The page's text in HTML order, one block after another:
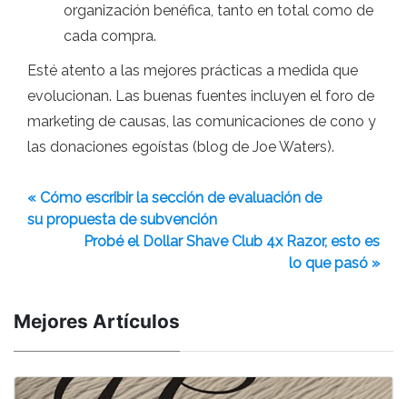
organización benéfica, tanto en total como de
cada compra.
Esté atento a las mejores prácticas a medida que
evolucionan. Las buenas fuentes incluyen el foro de
marketing de causas, las comunicaciones de cono y
las donaciones egoístas (blog de Joe Waters).
« Cómo escribir la sección de evaluación de
su propuesta de subvención
Probé el Dollar Shave Club 4x Razor, esto es
lo que pasó »
Mejores Artículos